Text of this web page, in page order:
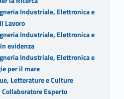
Industriale, Elettronica e
Lavoro
Industriale, Elettronica e
evidenza
Industriale, Elettronica e
per il mare
Letterature e Culture
Esperto